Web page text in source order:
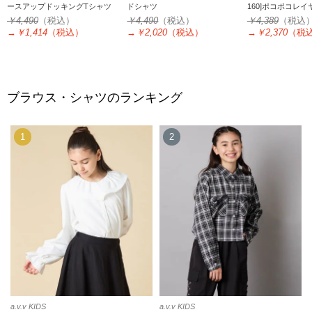
ースアップドッキングTシャツ
￥4,490 （税込）
→ ￥1,414 （税込）
ドシャツ
￥4,490（税込）
→ ￥2,020 （税込）
160]ポコポコレイ
ス
￥4,389（税込
→ ￥2,370（税
ブラウス・シャツのランキング
1
a.v.v KIDS
2
a.v.v KIDS